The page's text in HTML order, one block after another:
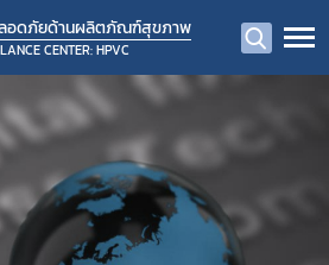
ลอดภัยด้านผลิตภัณฑ์สุขภาพ
CENTER: HPVC